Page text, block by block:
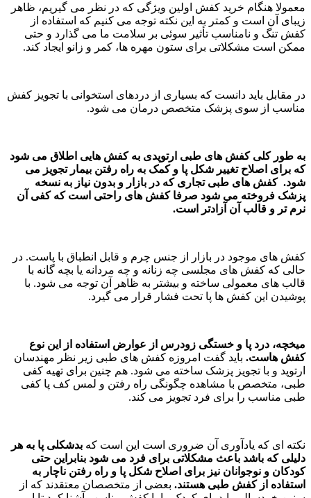
معمولا هنگام خرید کفش اولین ویژگی که در نظر می گیریم، ظاهر
زیبای آن است و کمتر به این نکته توجه می کنیم که استفاده از
کفش تنگ و نامناسب تأثیر سوئی بر سلامت ما می گذارد و حتی
ممکن است مشکلاتی برای ستون مهره ها، کمر و زانو ایجاد کند.
در مقابل باید دانست که بسیاری از دردهای استخوانی با تجویز کفش
مناسب از سوی پزشک متخصص درمان می شود.
به طور کلی کفش های طبی ارتوپدی به کفش هایی اطلاق می شود
که برای اصلاح تغییر شکل پا و کمک به راه رفتن بیمار تجویز می
شود. کفش های طبی تجاری که در بازار و بدون نیاز به نسخه
پزشک فروخته می شود صرفا کفش های راحتی است که کفی آن
نرم تر و قالب آن آزادتر است.
کفش های موجود در بازار از جنس چرم و قابل انطباق با پاست. در
حالی که کفش های مجلسی چه زنانه و چه مردانه یا بچه گانه با
قالب های معمولی ساخته و بیشتر به ظاهر آن توجه می شود. با
پوشیدن این کفش ها پا تحت فشار قرار می گیرد.
میخچه، درد پا و خستگی زودرس از عوارض استفاده از این نوع
کفش هاست. باید گفت امروزه کفش های طبی زیر نظر مهندسان
ارتوپد و با تجویز پزشک ساخته می شود. هم چنین برای تهیه کفی
طبی، متخصص با مشاهده چگونگی راه رفتن و لمس کف پا کفی
طبی مناسب را برای فرد تجویز می کند.
نکته ای که یادآوری آن ضروری است این است که بدشکلی پا به هر
دلیلی که باشد باعث مشکلاتی برای فرد می شود بنابراین حتی
کودکان و نوجوانان نیز برای اصلاح شکل پا و راه رفتن ناچار به
استفاده از کفش طبی هستند. بعضی از متخصصان معتقدند که از